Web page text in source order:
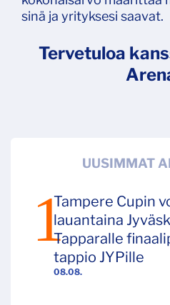
sinä ja yrityksesi saavat.
Tervetuloa
UUSIMMAT
08.08.
Tampere Cupin
lauantaina
Tapparalle
tappio JYPille